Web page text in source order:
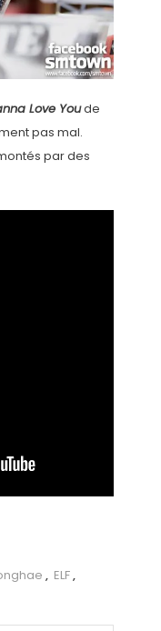
Love Youde
pas mal.
par des
, ELF,